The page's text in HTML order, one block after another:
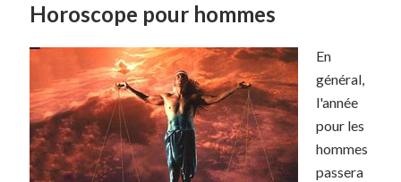
Horoscope pour hommes
En
général,
l'année
pour les
hommes
passera